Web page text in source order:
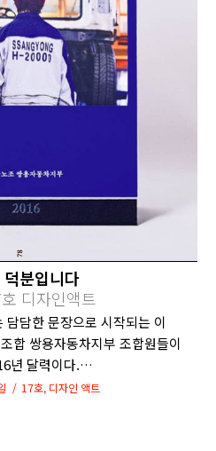
분입니다
디자인액트
담담한 문장으로 시작되는 이
합 쌍용자동차지부 조합원들이
년 달력이다.…
17호, 디자인 액트